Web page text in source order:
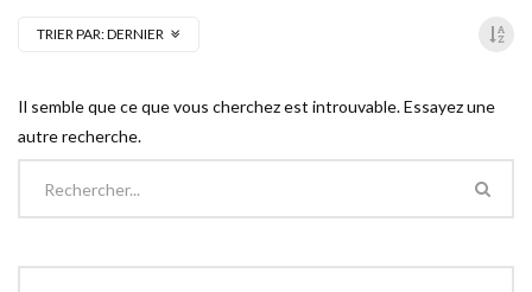
TRIER PAR:DERNIER
Il semble que ce que vous cherchez est introuvable. Essayez une
autre recherche.